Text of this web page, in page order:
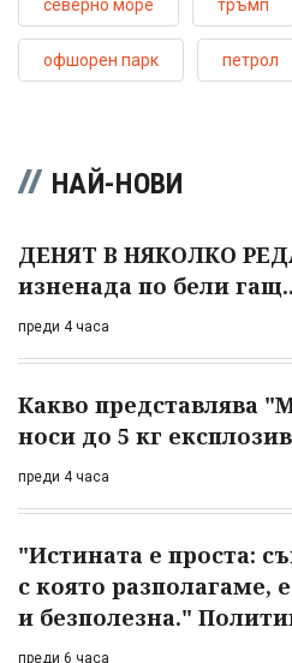
северно море тръмп
офшорен парк петрол
НАЙ-НОВИ
ДЕНЯТ В НЯКОЛКО
изненада по бели
преди 4 часа
Какво представлява
носи до 5 кг експлозив
преди 4 часа
"Истината е проста:
с която разполагаме,
и безполезна."
преди 6 часа